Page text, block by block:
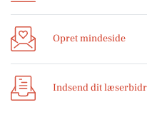
Opret mindeside
Indsend dit